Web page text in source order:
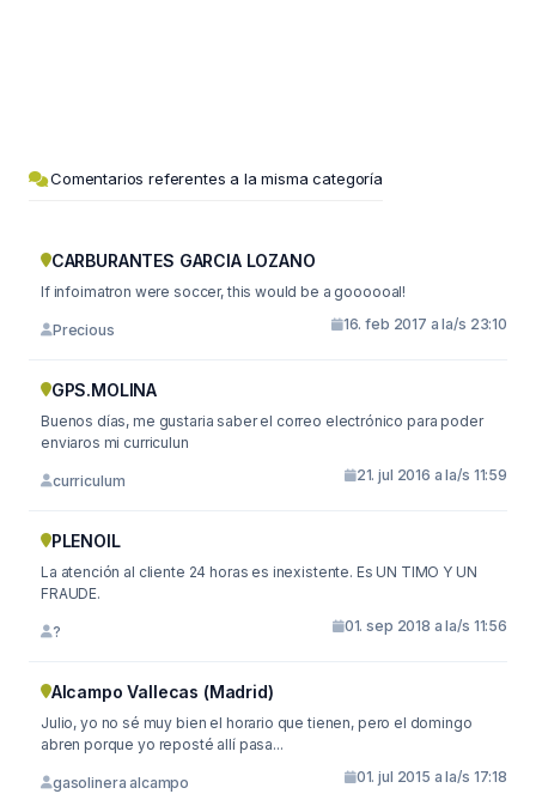
Comentarios referentes a la misma categoría
CARBURANTES GARCIA LOZANO
If infoimatron were soccer, this would be a goooooal!
Precious 16. feb 2017 a la/s 23:10
GPS.MOLINA
Buenos días, me gustaria saber el correo electrónico para poder
enviaros mi curriculun
curriculum 21. jul 2016 a la/s 11:59
PLENOIL
La atención al cliente 24 horas es inexistente. Es UN TIMO Y UN
FRAUDE.
? 01. sep 2018 a la/s 11:56
Alcampo Vallecas (Madrid)
Julio, yo no sé muy bien el horario que tienen, pero el domingo
abren porque yo reposté allí pasa...
gasolinera alcampo 01. jul 2015 a la/s 17:18